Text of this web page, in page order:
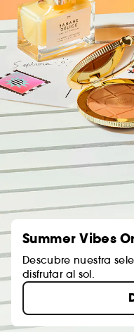
Summer Vibes
Descubre nuestra
disfrutar al sol.